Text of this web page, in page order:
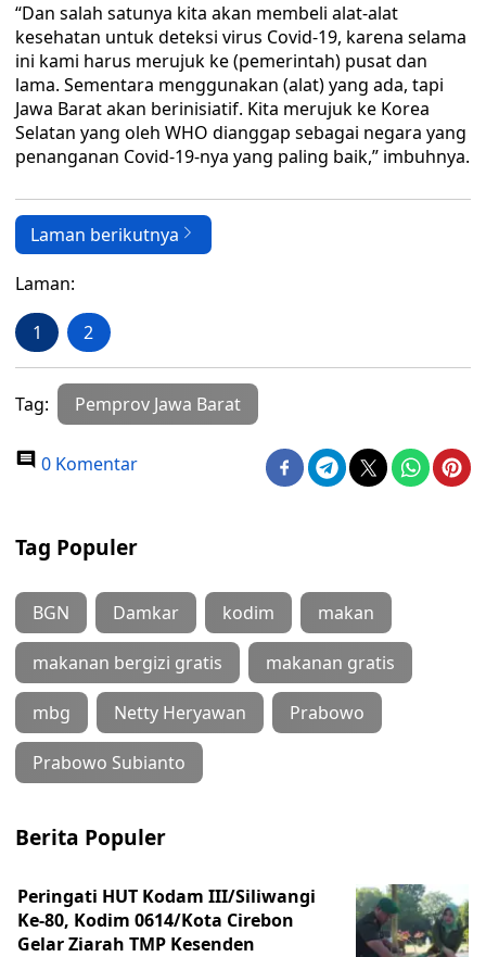
“Dan salah satunya kita akan membeli alat-alat
kesehatan untuk deteksi virus Covid-19, karena selama
ini kami harus merujuk ke (pemerintah) pusat dan
lama. Sementara menggunakan (alat) yang ada, tapi
Jawa Barat akan berinisiatif. Kita merujuk ke Korea
Selatan yang oleh WHO dianggap sebagai negara yang
penanganan Covid-19-nya yang paling baik,” imbuhnya.
Laman berikutnya
Laman:
1 2
Tag: Pemprov Jawa Barat
0 Komentar
Tag Populer
BGN Damkar kodim makan
makanan bergizi gratis makanan gratis
mbg Netty Heryawan Prabowo
Prabowo Subianto
Berita Populer
Peringati HUT Kodam III/Siliwangi
Ke-80, Kodim 0614/Kota Cirebon
Gelar Ziarah TMP Kesenden